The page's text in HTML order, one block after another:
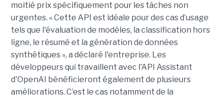
moitié prix spécifiquement pour les tâches non
urgentes. « Cette API est idéale pour des cas d’usage
tels que l'évaluation de modèles, la classification hors
ligne, le résumé et la génération de données
synthétiques », a déclaré l'entreprise. Les
développeurs qui travaillent avec l'API Assistant
d'OpenAI bénéficieront également de plusieurs
améliorations. C’est le cas notamment de la